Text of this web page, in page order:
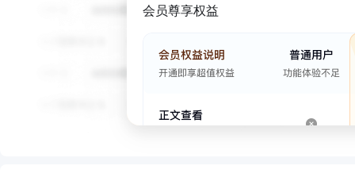
会员尊享权益